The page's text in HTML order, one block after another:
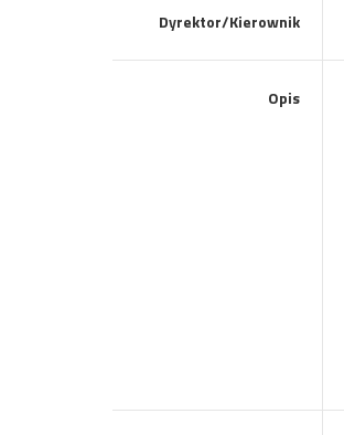
Dyrektor/Kierownik
Opis